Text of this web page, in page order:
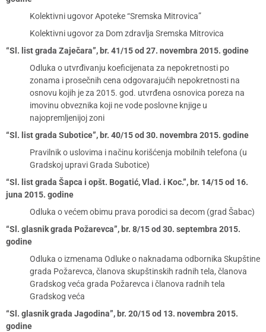
Kolektivni ugovor Apoteke “Sremska Mitrovica”
Kolektivni ugovor za Dom zdravlja Sremska Mitrovica
“Sl. list grada Zaječara”, br. 41/15 od 27. novembra 2015. godine
Odluka o utvrđivanju koeficijenata za nepokretnosti po
zonama i prosečnih cena odgovarajućih nepokretnosti na
osnovu kojih je za 2015. god. utvrđena osnovica poreza na
imovinu obveznika koji ne vode poslovne knjige u
najopremljenijoj zoni
“Sl. list grada Subotice”, br. 40/15 od 30. novembra 2015. godine
Pravilnik o uslovima i načinu korišćenja mobilnih telefona (u
Gradskoj upravi Grada Subotice)
“Sl. list grada Šapca i opšt. Bogatić, Vlad. i Koc.”, br. 14/15 od 16.
juna 2015. godine
Odluka o većem obimu prava porodici sa decom (grad Šabac)
“Sl. glasnik grada Požarevca”, br. 8/15 od 30. septembra 2015.
godine
Odluka o izmenama Odluke o naknadama odbornika Skupštine
grada Požarevca, članova skupštinskih radnih tela, članova
Gradskog veća grada Požarevca i članova radnih tela
Gradskog veća
“Sl. glasnik grada Jagodina”, br. 20/15 od 13. novembra 2015.
godine